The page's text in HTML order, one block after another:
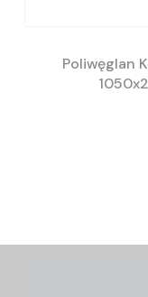
Poliwęglan